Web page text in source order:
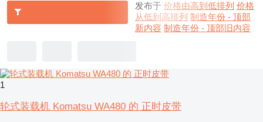
发布于 价格由高到低排列 价格
从低到高排列 制造年份 - 顶部
新内容 制造年份 - 顶部旧内容
1
轮式装载机 Komatsu WA480 的 正时皮带